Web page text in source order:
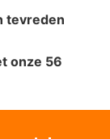
tevreden
onze 56